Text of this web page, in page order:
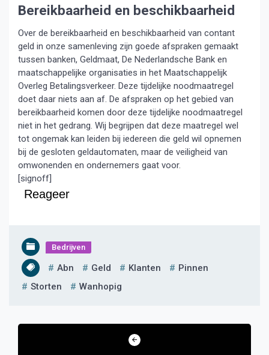
Bereikbaarheid en beschikbaarheid
Over de bereikbaarheid en beschikbaarheid van contant
geld in onze samenleving zijn goede afspraken gemaakt
tussen banken, Geldmaat, De Nederlandsche Bank en
maatschappelijke organisaties in het Maatschappelijk
Overleg Betalingsverkeer. Deze tijdelijke noodmaatregel
doet daar niets aan af. De afspraken op het gebied van
bereikbaarheid komen door deze tijdelijke noodmaatregel
niet in het gedrang. Wij begrijpen dat deze maatregel wel
tot ongemak kan leiden bij iedereen die geld wil opnemen
bij de gesloten geldautomaten, maar de veiligheid van
omwonenden en ondernemers gaat voor.
[signoff]
Reageer
Bedrijven
Abn Geld Klanten
Pinnen
Storten
Wanhopig
Bericht